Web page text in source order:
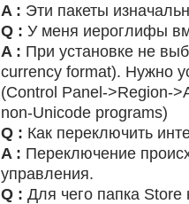
A : Эти пакеты
Q : У меня иероглифы
A : При установке не
currency format). Нужно
(Control Panel->Region-
non-Unicode programs)
Q : Как переключить
A : Переключение
управления.
Q : Для чего папка